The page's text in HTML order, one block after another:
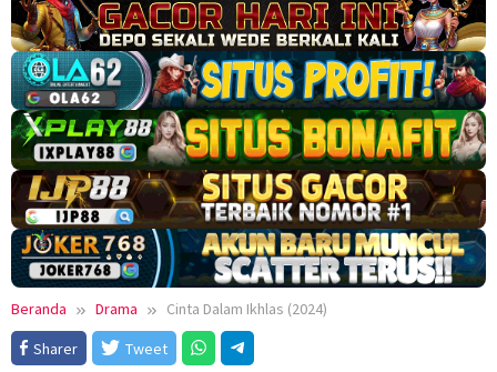
Beranda Drama
Cinta Dalam Ikhlas (2024)
Sharer
Tweet